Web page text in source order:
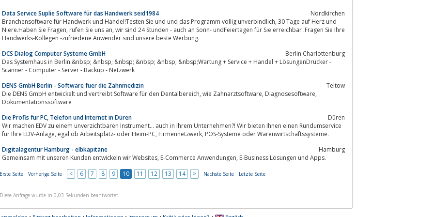
Data Service Suplie Software für das Handwerk seid1984
Nordkirchen
Branchensoftware für Handwerk und Handel!Testen Sie und und das Programm völlig unverbindlich, 30 Tage auf Herz und
Niere.Haben Sie Fragen, rufen Sie uns an, wir sind 24 Stunden - auch an Sonn- undFeiertagen für Sie erreichbar .Fragen Sie Ihre
Handwerks-Kollegen -zufriedene Anwender sind unsere beste Werbung.
DCS Dialog Computer Systeme GmbH
Berlin Charlottenburg
Das Systemhaus in Berlin.&nbsp; &nbsp; &nbsp; &nbsp; &nbsp; &nbsp;Wartung + Service + Handel + LösungenDrucker -
Scanner - Computer - Server - Backup - Netzwerk
DENS GmbH Berlin - Software fuer die Zahnmedizin
Teltow
Die DENS GmbH entwickelt und vertreibt Software für den Dentalbereich, wie Zahnarztsoftware, Diagnosesoftware,
Dokumentationssoftware
Die Profis für PC, Telefon und Internet in Düren
Düren
Wir machen EDV zu einem unverzichtbaren Instrument... auch in Ihrem Unternehmen?! Wir bieten Ihnen einen Rundumservice
für Ihre EDV-Anlage, egal ob Arbeitsplatz- oder Heim-PC, Firmennetzwerk, POS-Systeme oder Warenwirtschaftssysteme.
Digitalagentur Hamburg - elbkapitäne
Hamburg
Gemeinsam mit unseren Kunden entwickeln wir Websites, E-Commerce Anwendungen, E-Business Lösungen und Apps.
Erste Seite Vorherige Seite < 6 7 8 9 10 11 12 13 14 > Nächste Seite Letzte Seite
Diese Anfrage wurde in 0,03 Sekunden beantwortet.